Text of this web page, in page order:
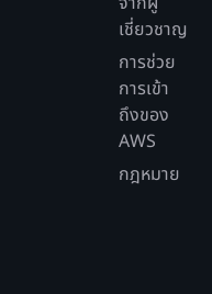
เชี่ยวชาญ
การช่วย
การเข้า
ถึงของ
AWS
กฎหมาย